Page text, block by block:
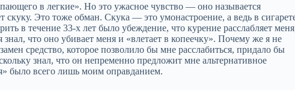
в легкие». Но это ужасное чувство — оно называется
Это тоже обман. Скука — это умонастроение, а ведь в
в течение 33‑х лет было убеждение, что курение расслабляет
что оно убивает меня и «влетает в копеечку». Почему же я не
средство, которое позволило бы мне расслабиться, придало бы
знал, что он непременно предложит мне альтернативное
было всего лишь моим оправданием.